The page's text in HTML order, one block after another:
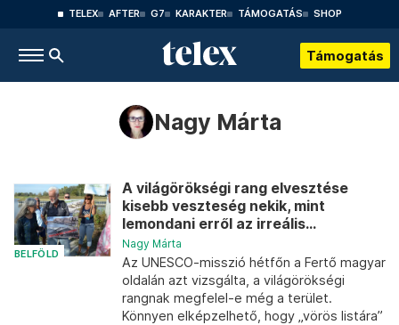
TELEX AFTER G7 KARAKTER TÁMOGATÁS SHOP
Támogatás
Nagy Márta
BELFÖLD
A világörökségi rang elvesztése
kisebb veszteség nekik, mint
lemondani erről az irreális...
Nagy Márta
Az UNESCO-misszió hétfőn a Fertő magyar
oldalán azt vizsgálta, a világörökségi
rangnak megfelel-e még a terület.
Könnyen elképzelhető, hogy „vörös listára”